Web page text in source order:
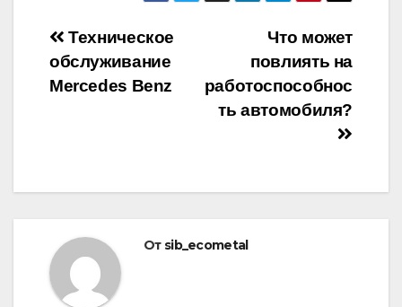
Навигация
по
Что может
повлиять на
работоспособнос
ть автомобиля?
Техническое
обслуживание
Mercedes Benz
От sib_ecometal